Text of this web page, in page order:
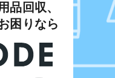
品回収、
困りなら